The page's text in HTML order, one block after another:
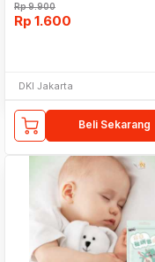
Rp9.900
Rp 1.600
DKI Jakarta
Beli Sekarang